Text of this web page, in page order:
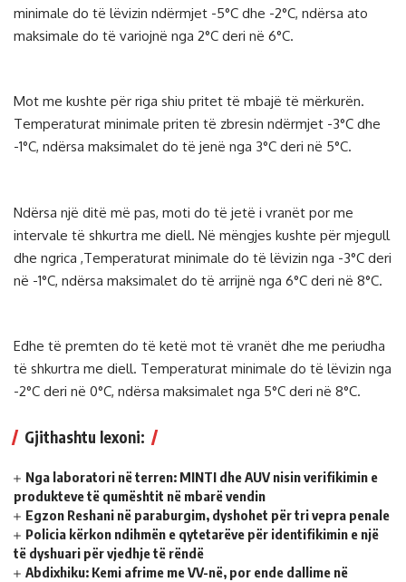
minimale do të lëvizin ndërmjet -5°C dhe -2°C, ndërsa ato
maksimale do të variojnë nga 2°C deri në 6°C.
Mot me kushte për riga shiu pritet të mbajë të mërkurën.
Temperaturat minimale priten të zbresin ndërmjet -3°C dhe
-1°C, ndërsa maksimalet do të jenë nga 3°C deri në 5°C.
Ndërsa një ditë më pas, moti do të jetë i vranët por me
intervale të shkurtra me diell. Në mëngjes kushte për mjegull
dhe ngrica ,Temperaturat minimale do të lëvizin nga -3°C deri
në -1°C, ndërsa maksimalet do të arrijnë nga 6°C deri në 8°C.
Edhe të premten do të ketë mot të vranët dhe me periudha
të shkurtra me diell. Temperaturat minimale do të lëvizin nga
-2°C deri në 0°C, ndërsa maksimalet nga 5°C deri në 8°C.
Gjithashtu lexoni:
Nga laboratori në terren: MINTI dhe AUV nisin verifikimin e
produkteve të qumështit në mbarë vendin
Egzon Reshani në paraburgim, dyshohet për tri vepra penale
Policia kërkon ndihmën e qytetarëve për identifikimin e një
të dyshuari për vjedhje të rëndë
Abdixhiku: Kemi afrime me VV-në, por ende dallime në